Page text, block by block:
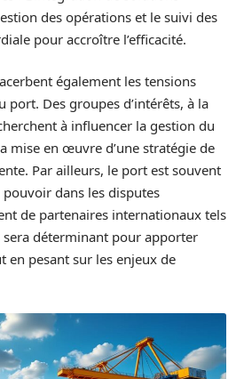
des opérations et le suivi des
pour accroître l’efficacité.
également les tensions
port. Des groupes d’intérêts, à la
à influencer la gestion du
mise en œuvre d’une stratégie de
Par ailleurs, le port est souvent
dans les disputes
de partenaires internationaux tels
sera déterminant pour apporter
en pesant sur les enjeux de